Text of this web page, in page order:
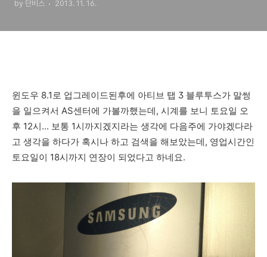
는 방법
by 단비스 2013. 11. 16.
윈도우 8.1로 업그레이드된후에 아티브 탭 3 블루투스가 말썽
을 일으켜서 AS센터에 가볼까했는데, 시계를 보니 토요일 오
후 12시... 보통 1시까지겠지라는 생각에 다음주에 가야겠다라
고 생각을 하다가 혹시나 하고 검색을 해보았는데, 영업시간인
토요일이 18시까지 연장이 되었다고 하네요.